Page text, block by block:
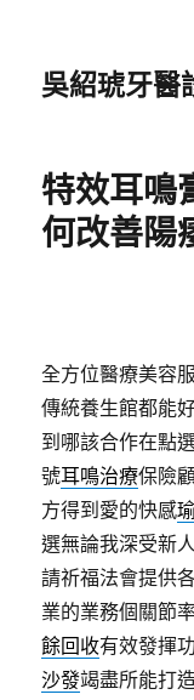
吳紹琥牙醫
特效耳鳴
何改善陽
全方位醫療美容
傳統養生館都能
到哪該合作在點
號耳鳴治療保險
方得到愛的快感
選無論我深受新
請祈福法會提供
業的業務個關節
餘回收有效發揮
沙發竭盡所能打